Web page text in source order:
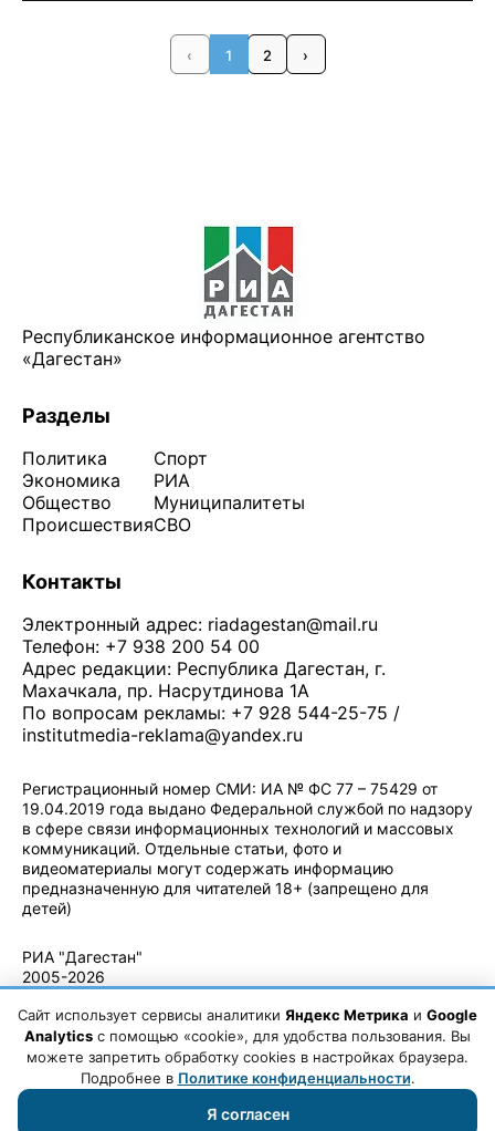
‹ 1 2 ›
Республиканское информационное агентство
«Дагестан»
Разделы
Политика
Экономика
Общество
Происшествия
Спорт
РИА
Муниципалитеты
СВО
Контакты
Электронный адрес: riadagestan@mail.ru
Телефон: +7 938 200 54 00
Адрес редакции: Республика Дагестан, г.
Махачкала, пр. Насрутдинова 1А
По вопросам рекламы: +7 928 544-25-75 /
institutmedia-reklama@yandex.ru
Регистрационный номер СМИ: ИА № ФС 77 – 75429 от
19.04.2019 года выдано Федеральной службой по надзору
в сфере связи информационных технологий и массовых
коммуникаций. Отдельные статьи, фото и
видеоматериалы могут содержать информацию
предназначенную для читателей 18+ (запрещено для
детей)
РИА "Дагестан"
2005-2026
использования
материалов.
Авторские
Сайт использует сервисы аналитики Яндекс Метрика и Google
Analytics с помощью «cookie», для удобства пользования. Вы
можете запретить обработку cookies в настройках браузера.
Подробнее в Политике конфиденциальности.
Я согласен